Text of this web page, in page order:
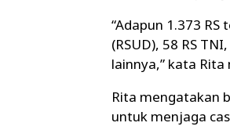
“Adapun 1.373
(RSUD), 58 RS
lainnya,” kata
Rita mengatakan
untuk menjaga